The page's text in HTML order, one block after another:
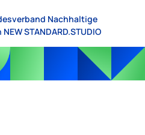
Nachhaltige
NEW STANDARD.STUDIO